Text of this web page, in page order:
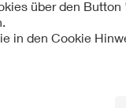
von
zu nutzen.
Insbesondere